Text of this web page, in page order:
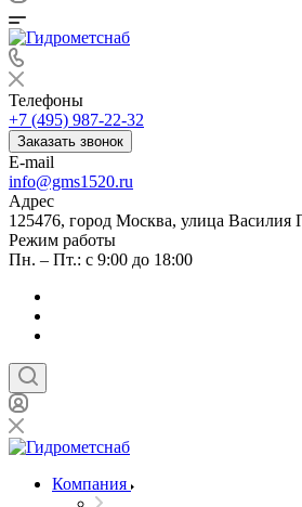
Телефоны
+7 (495) 987-22-32
Заказать звонок
E-mail
info@gms1520.ru
Адрес
125476, город Москва, улица
Режим работы
Пн. – Пт.: с 9:00 до 18:00
Компания